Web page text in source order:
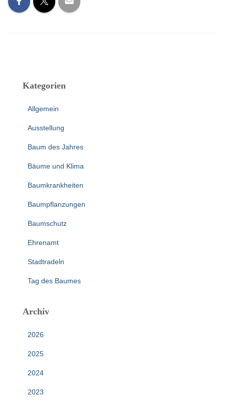
Kategorien
Allgemein
Ausstellung
Baum des Jahres
Bäume und Klima
Baumkrankheiten
Baumpflanzungen
Baumschutz
Ehrenamt
Stadtradeln
Tag des Baumes
Archiv
2026
2025
2024
2023